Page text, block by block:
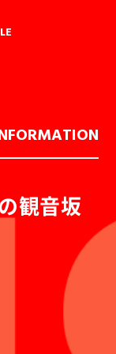
観音坂